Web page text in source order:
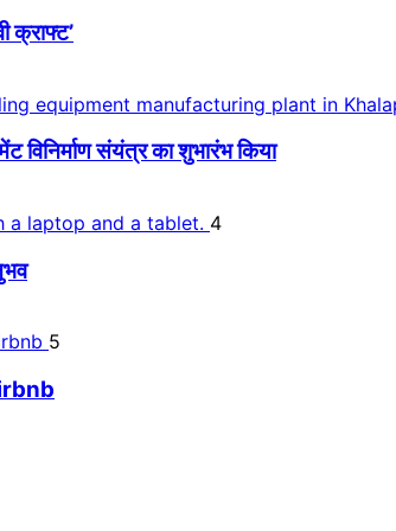
संयंत्र का शुभारंभ किया
4
5